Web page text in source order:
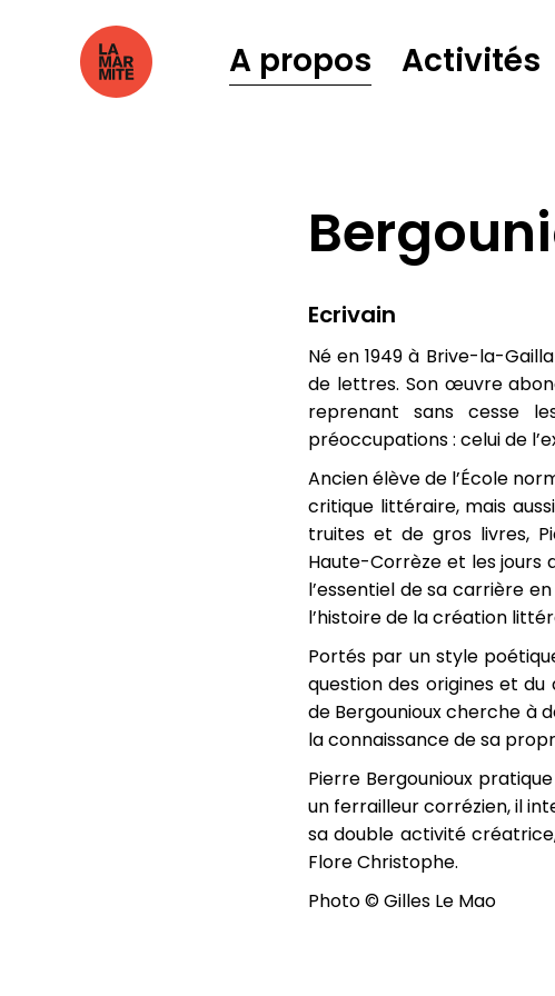
Ecrivain
Né en 1949 à Brive-la-
de lettres. Son œuvre
reprenant sans cesse
préoccupations : celui de
Ancien élève de l’École
critique littéraire, mais
truites et de gros livres,
Haute-Corrèze et les jours
l’essentiel de sa carrière
l’histoire de la création
Portés par un style
question des origines et
de Bergounioux cherche à
la connaissance de sa
Pierre Bergounioux
un ferrailleur corrézien, il
sa double activité
Flore Christophe.
Photo © Gilles Le Mao
A propos Activités